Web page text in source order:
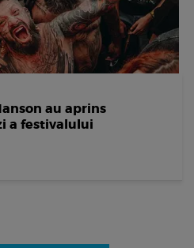
au aprins
a festivalului